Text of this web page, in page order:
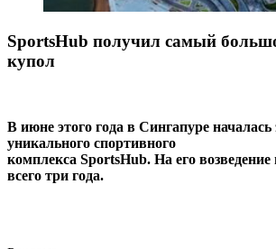
SportsHub получил самый
купол
В июне этого года в Сингапуре началась
уникального спортивного
комплекса SportsHub. На его возведение
всего три года.